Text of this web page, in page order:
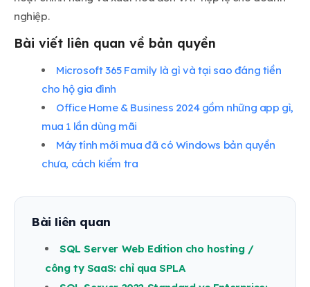
nghiệp.
Bài viết liên quan về bản quyền
Microsoft 365 Family là gì và tại sao đáng tiền
cho hộ gia đình
Office Home & Business 2024 gồm những app gì,
mua 1 lần dùng mãi
Máy tính mới mua đã có Windows bản quyền
chưa, cách kiểm tra
Bài liên quan
SQL Server Web Edition cho hosting /
công ty SaaS: chỉ qua SPLA